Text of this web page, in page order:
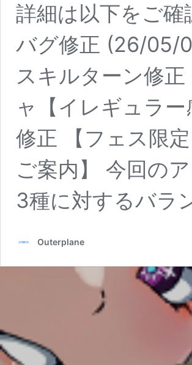
詳細は以下をご
バグ修正 (26/05/
スキルターン修
ャ【イレギュラ
修正 【フェス限
ご案内】 今回の
3種に対するバラ
Outerplane